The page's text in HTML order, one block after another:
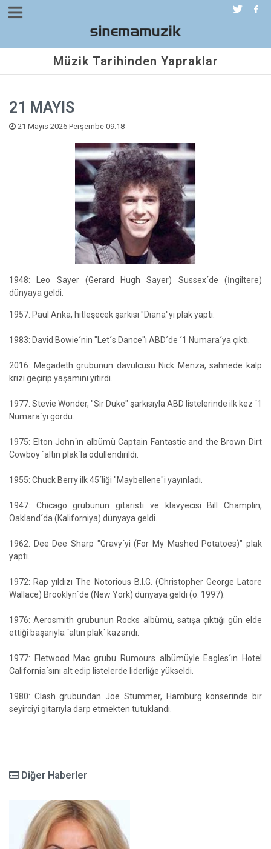
Müzik Tarihinden Yapraklar
21 MAYIS
21 Mayıs 2026 Perşembe 09:18
1948: Leo Sayer (Gerard Hugh Sayer) Sussex´de (İngiltere)
dünyaya geldi.
1957: Paul Anka, hitleşecek şarkısı "Diana"yı plak yaptı.
1983: David Bowie´nin "Let´s Dance"ı ABD´de ´1 Numara´ya çıktı.
2016: Megadeth grubunun davulcusu Nick Menza, sahnede kalp
krizi geçirip yaşamını yitirdi.
1977: Stevie Wonder, "Sir Duke" şarkısıyla ABD listelerinde ilk kez ´1
Numara´yı gördü.
1975: Elton John´ın albümü Captain Fantastic and the Brown Dirt
Cowboy ´altın plak´la ödüllendirildi.
1955: Chuck Berry ilk 45´liği "Maybellene"i yayınladı.
1947: Chicago grubunun gitaristi ve klavyecisi Bill Champlin,
Oakland´da (Kaliforniya) dünyaya geldi.
1962: Dee Dee Sharp "Gravy´yi (For My Mashed Potatoes)" plak
yaptı.
1972: Rap yıldızı The Notorious B.I.G. (Christopher George Latore
Wallace) Brooklyn´de (New York) dünyaya geldi (ö. 1997).
1976: Aerosmith grubunun Rocks albümü, satışa çıktığı gün elde
ettiği başarıyla ´altın plak´ kazandı.
1977: Fletwood Mac grubu Rumours albümüyle Eagles´ın Hotel
California´sını alt edip listelerde liderliğe yükseldi.
1980: Clash grubundan Joe Stummer, Hamburg konserinde bir
seyirciyi gitarıyla darp etmekten tutuklandı.
Diğer Haberler